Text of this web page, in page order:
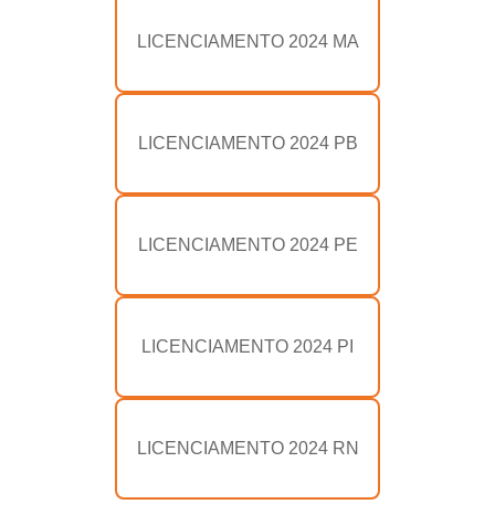
LICENCIAMENTO 2024 MA
LICENCIAMENTO 2024 PB
LICENCIAMENTO 2024 PE
LICENCIAMENTO 2024 PI
LICENCIAMENTO 2024 RN